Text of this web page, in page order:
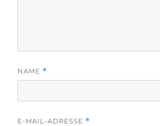
NAME *
E-MAIL-ADRESSE *